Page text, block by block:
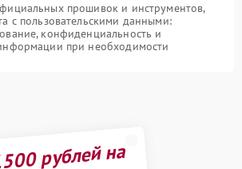
прошивок и инструментов,
с пользовательскими данными:
конфиденциальность и
при необходимости